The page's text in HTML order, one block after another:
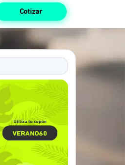
Cotizar